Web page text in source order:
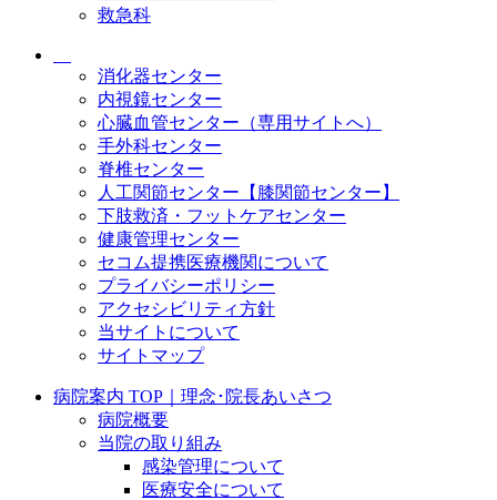
救急科
消化器センター
内視鏡センター
心臓血管センター（専用サイトへ）
手外科センター
脊椎センター
人工関節センター【膝関節センター】
下肢救済・フットケアセンター
健康管理センター
セコム提携医療機関について
プライバシーポリシー
アクセシビリティ方針
当サイトについて
サイトマップ
病院案内 TOP｜理念･院長あいさつ
病院概要
当院の取り組み
感染管理について
医療安全について